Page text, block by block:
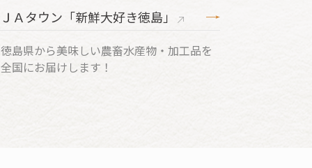
「新鮮大好き徳島」
味しい農畜水産物・加工品を
します！
徳島県産青果物出
徳島県産青果物の出